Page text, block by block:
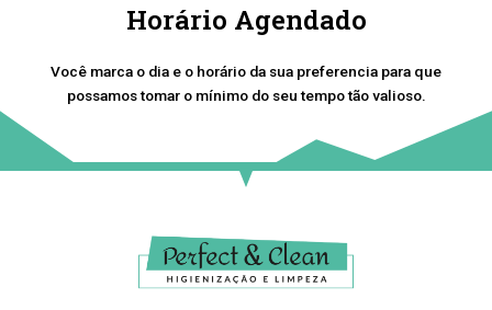
Horário Agendado
Você marca o dia e o horário da sua preferencia para que
possamos tomar o mínimo do seu tempo tão valioso.